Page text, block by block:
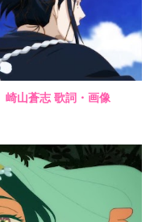
崎山蒼志 歌詞・画像